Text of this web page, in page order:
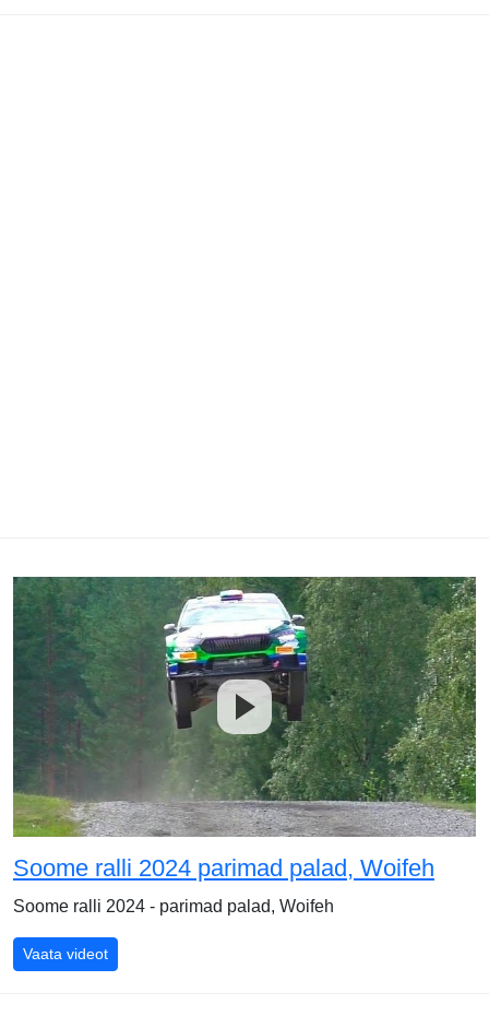
Soome ralli 2024 parimad palad, Woifeh
Soome ralli 2024 - parimad palad, Woifeh
Vaata videotSoome ralli 2024 parimad palad, Woifeh